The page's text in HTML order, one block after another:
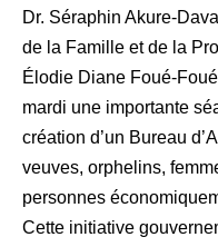
Dr. Séraphin Akure-
de la Famille et de la
Élodie Diane Foué-
mardi une importante
création d’un Bureau
veuves, orphelins,
personnes
Cette initiative